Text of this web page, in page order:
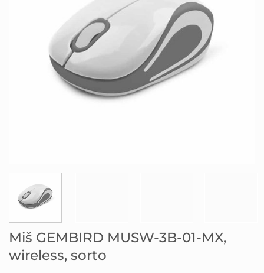
Miš GEMBIRD MUSW-3B-01-MX,
wireless, sorto